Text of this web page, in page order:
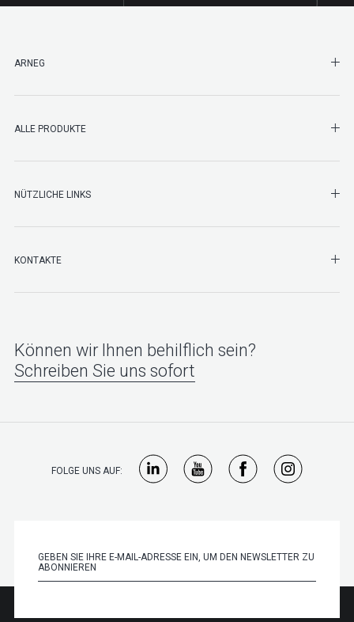
ARNEG
ALLE PRODUKTE
NÜTZLICHE LINKS
KONTAKTE
Können wir Ihnen behilflich sein?
Schreiben Sie uns sofort
FOLGE UNS AUF: